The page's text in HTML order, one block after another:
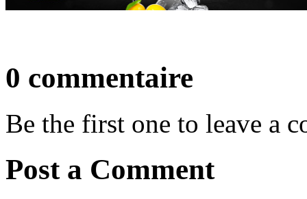
0 commentaire
Be the first one to leave a
Post a Comment